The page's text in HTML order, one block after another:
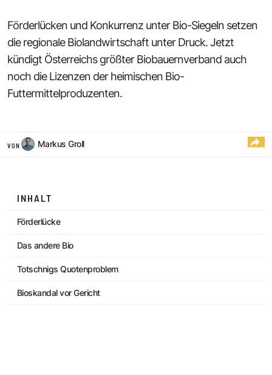
Förderlücken und Konkurrenz unter Bio-Siegeln setzen
die regionale Biolandwirtschaft unter Druck. Jetzt
kündigt Österreichs größter Biobauernverband auch
noch die Lizenzen der heimischen Bio-
Futtermittelproduzenten.
VON Markus Groll
INHALT
Förderlücke
Das andere Bio
Totschnigs Quotenproblem
Bioskandal vor Gericht